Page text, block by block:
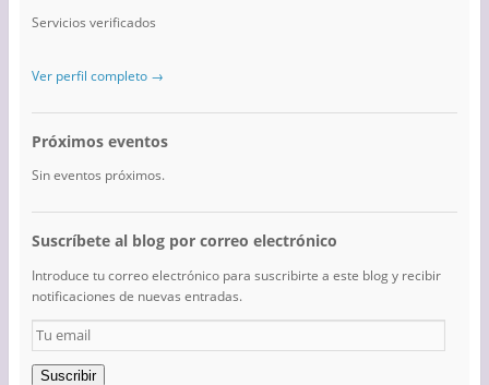
Servicios verificados
Ver perfil completo →
Próximos eventos
Sin eventos próximos.
Suscríbete al blog por correo electrónico
Introduce tu correo electrónico para suscribirte a este blog y recibir
notificaciones de nuevas entradas.
Tu
email
Suscribir